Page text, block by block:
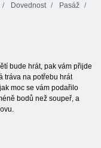
Dovednost Pasáž
bude hrát, pak vám přijde
tráva na potřebu hrát
moc se vám podařilo
bodů než soupeř, a